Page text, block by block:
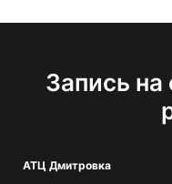
Запись
АТЦ Дмитровка